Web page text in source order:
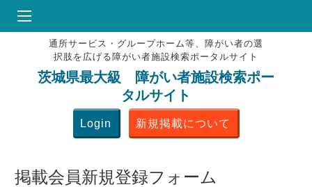
HOME
♥お気にりブックマーク
掲載会員MENU
よくある質問
通所サービス・グループホーム等、障がい者の選
択肢を広げる障がい者施設検索ポータルサイト
茨城県最大級 障がい者施設検索ポー
タルサイト
Login 新規掲載について
掲載会員新規登録フォーム